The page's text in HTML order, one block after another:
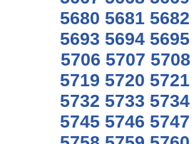
5680 5681 5682
5693 5694 5695
5706 5707 5708
5719 5720 5721
5732 5733 5734
5745 5746 5747